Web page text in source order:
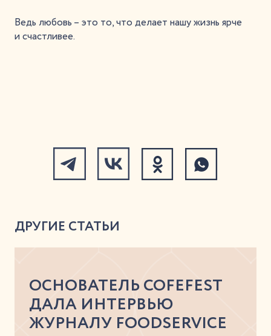
Ведь любовь – это то, что делает нашу жизнь ярче
и счастливее.
ДРУГИЕ СТАТЬИ
ОСНОВАТЕЛЬ COFEFEST
ДАЛА ИНТЕРВЬЮ
ЖУРНАЛУ FOODSERVICE